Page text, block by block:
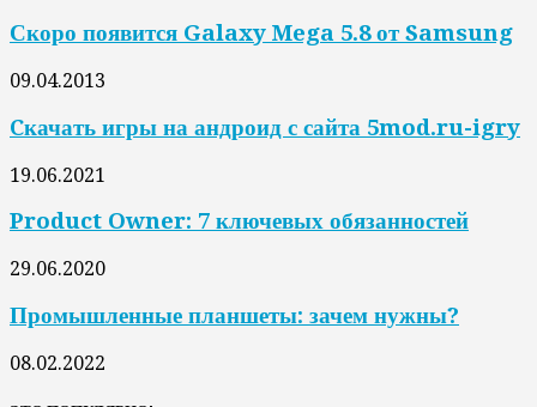
Скоро появится Galaxy Mega 5.8 от Samsung
09.04.2013
Cкачать игры на андроид с сайта 5mod.ru-igry
19.06.2021
Product Owner: 7 ключевых обязанностей
29.06.2020
Промышленные планшеты: зачем нужны?
08.02.2022